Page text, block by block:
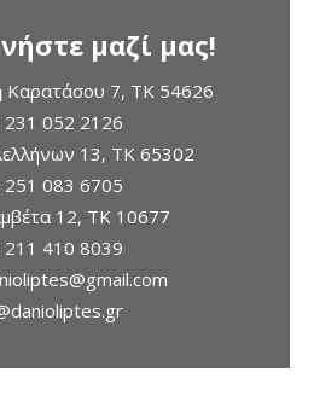
μαζί μας!
Καρατάσου 7, TK 54626
231 052 2126
13, ΤΚ 65302
251 083 6705
12, ΤΚ 10677
211 410 8039